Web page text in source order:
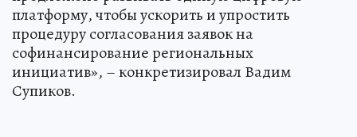
платформу, чтобы ускорить и упростить
процедуру согласования заявок на
софинансирование региональных
инициатив», – конкретизировал Вадим
Супиков.